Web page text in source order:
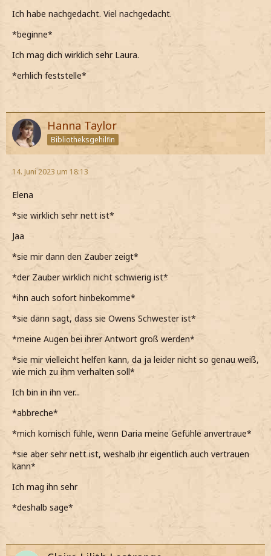
Ich habe nachgedacht. Viel nachgedacht.
*beginne*
Ich mag dich wirklich sehr Laura.
*erhlich feststelle*
Hanna Taylor
Bibliotheksgehilfin
14. Juni 2023 um 18:13
Elena
*sie wirklich sehr nett ist*
Jaa
*sie mir dann den Zauber zeigt*
*der Zauber wirklich nicht schwierig ist*
*ihn auch sofort hinbekomme*
*sie dann sagt, dass sie Owens Schwester ist*
*meine Augen bei ihrer Antwort groß werden*
*sie mir vielleicht helfen kann, da ja leider nicht so genau weiß,
wie mich zu ihm verhalten soll*
Ich bin in ihn ver...
*abbreche*
*mich komisch fühle, wenn Daria meine Gefühle anvertraue*
*sie aber sehr nett ist, weshalb ihr eigentlich auch vertrauen
kann*
Ich mag ihn sehr
*deshalb sage*